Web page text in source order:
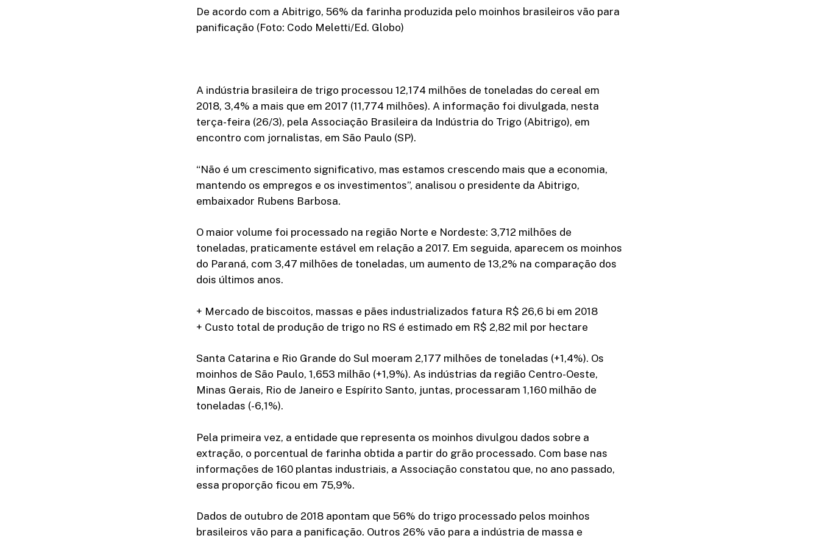
De acordo com a Abitrigo, 56% da farinha produzida pelo moinhos brasileiros vão para
panificação (Foto: Codo Meletti/Ed. Globo)
A indústria brasileira de trigo processou 12,174 milhões de toneladas do cereal em
2018, 3,4% a mais que em 2017 (11,774 milhões). A informação foi divulgada, nesta
terça-feira (26/3), pela Associação Brasileira da Indústria do Trigo (Abitrigo), em
encontro com jornalistas, em São Paulo (SP).
“Não é um crescimento significativo, mas estamos crescendo mais que a economia,
mantendo os empregos e os investimentos”, analisou o presidente da Abitrigo,
embaixador Rubens Barbosa.
O maior volume foi processado na região Norte e Nordeste: 3,712 milhões de
toneladas, praticamente estável em relação a 2017. Em seguida, aparecem os moinhos
do Paraná, com 3,47 milhões de toneladas, um aumento de 13,2% na comparação dos
dois últimos anos.
+ Mercado de biscoitos, massas e pães industrializados fatura R$ 26,6 bi em 2018
+ Custo total de produção de trigo no RS é estimado em R$ 2,82 mil por hectare
Santa Catarina e Rio Grande do Sul moeram 2,177 milhões de toneladas (+1,4%). Os
moinhos de São Paulo, 1,653 milhão (+1,9%). As indústrias da região Centro-Oeste,
Minas Gerais, Rio de Janeiro e Espírito Santo, juntas, processaram 1,160 milhão de
toneladas (-6,1%).
Pela primeira vez, a entidade que representa os moinhos divulgou dados sobre a
extração, o porcentual de farinha obtida a partir do grão processado. Com base nas
informações de 160 plantas industriais, a Associação constatou que, no ano passado,
essa proporção ficou em 75,9%.
Dados de outubro de 2018 apontam que 56% do trigo processado pelos moinhos
brasileiros vão para a panificação. Outros 26% vão para a indústria de massa e